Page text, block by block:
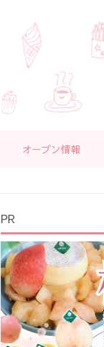
オープン情報
PR